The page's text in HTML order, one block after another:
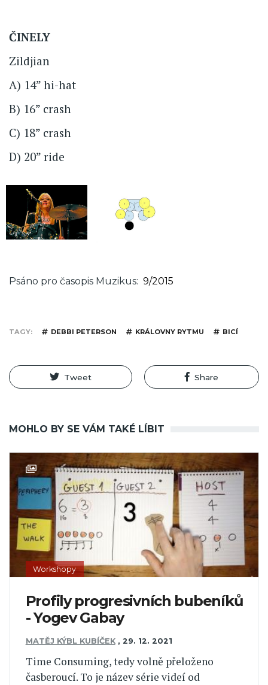
ČINELY
Zildjian
A) 14” hi-hat
B) 16” crash
C) 18” crash
D) 20” ride
Psáno pro časopis Muzikus 9/2015
TAGY DEBBI PETERSON KRÁLOVNY RYTMU BICÍ
Tweet Share
MOHLO BY SE VÁM TAKÉ LÍBIT
Workshopy
Profily progresivních bubeníků
- Yogev Gabay
MATĚJ KÝBL KUBÍČEK , 29. 12. 2021
Time Consuming, tedy volně přeloženo
časberoucí. To je název série videí od